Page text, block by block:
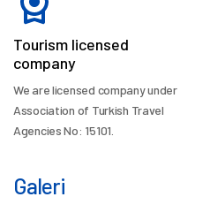
Tourism licensed
company
We are licensed company under
Association of Turkish Travel
Agencies No: 15101.
Galeri